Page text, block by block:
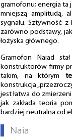
gramofonu; energia ta
mniejszą amplitudą,
sygnału. Sztywność
zarówno podstawy,
łożyska głównego.
Gramofon Naiad
konstruktorów firmy
takim, na którym
konstrukcja
jest łatwa do
jak zakłada teoria
bardziej neutralna od
Naia